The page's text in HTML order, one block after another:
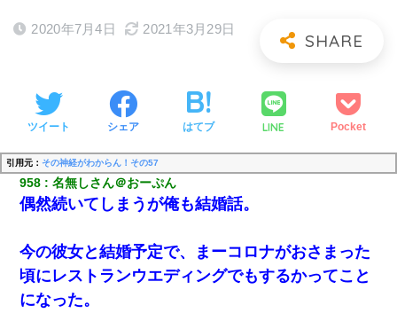
2020年7月4日 2021年3月29日
ツイート シェア はてブ LINE Pocket
引用元： その神経がわからん！その57
958 名無しさん＠おーぷん
偶然続いてしまうが俺も結婚話。
今の彼女と結婚予定で、まーコロナがおさまった
頃にレストランウエディングでもするかってこと
になった。